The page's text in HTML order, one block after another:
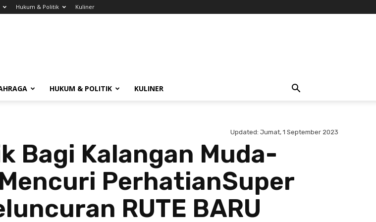
Hukum & Politik Kuliner
HUKUM & POLITIK KULINER
Updated: Jumat, 1 September 2023
Bagi Kalangan Muda-
PerhatianSuper
RUTE BARU